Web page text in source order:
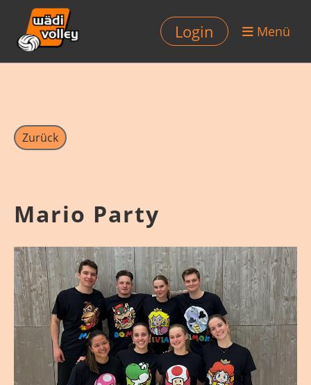
Login Menü
Zurück
Mario Party